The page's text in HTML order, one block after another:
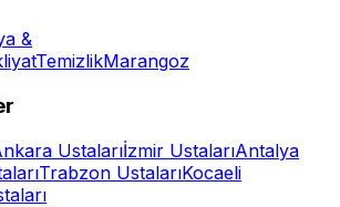
&
TemizlikMarangoz
Ustalarıİzmir UstalarıAntalya
Trabzon UstalarıKocaeli